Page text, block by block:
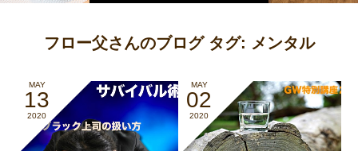
エルハウス
フロー父さんのブログ タグ: メンタル
MAY
13
2020
MAY
02
2020